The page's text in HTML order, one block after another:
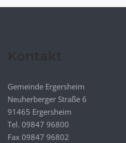
Gemeinde Ergersheim
Neuherberger Straße 6
91465 Ergersheim
Tel. 09847 96800
Fax 09847 96802